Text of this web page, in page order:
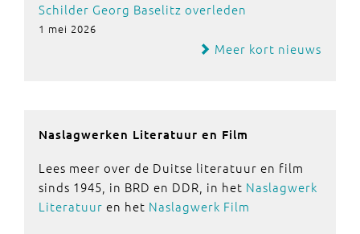
Schilder Georg Baselitz overleden
1 mei 2026
Meer kort nieuws
Naslagwerken Literatuur en Film
Lees meer over de Duitse literatuur en film
sinds 1945, in BRD en DDR, in het Naslagwerk
Literatuur en het Naslagwerk Film